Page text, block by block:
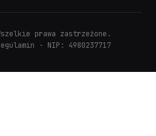
prawa zastrzeżone.
· NIP: 4980237717